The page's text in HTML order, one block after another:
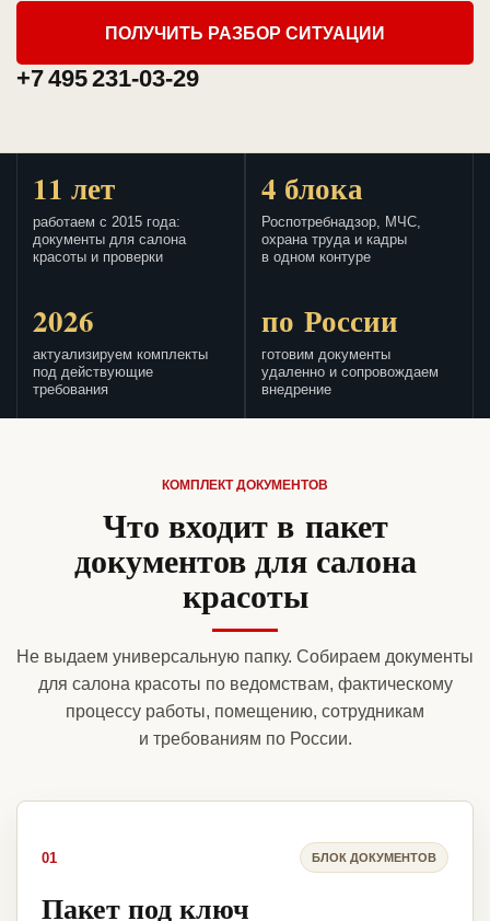
ПОЛУЧИТЬ РАЗБОР СИТУАЦИИ
+7 495 231-03-29
11 лет
работаем с 2015 года:
документы для салона
красоты и проверки
4 блока
Роспотребнадзор, МЧС,
охрана труда и кадры
в одном контуре
2026
актуализируем комплекты
под действующие
требования
по России
готовим документы
удаленно и сопровождаем
внедрение
КОМПЛЕКТ ДОКУМЕНТОВ
Что входит в пакет
документов для салона
красоты
Не выдаем универсальную папку. Собираем документы
для салона красоты по ведомствам, фактическому
процессу работы, помещению, сотрудникам
и требованиям по России.
01 БЛОК ДОКУМЕНТОВ
Пакет под ключ